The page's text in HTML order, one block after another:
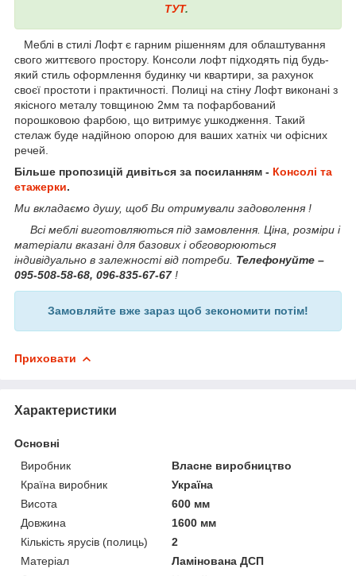
ТУТ.
Меблі в стилі Лофт є гарним рішенням для облаштування
свого життєвого простору. Консоли лофт підходять під будь-
який стиль оформлення будинку чи квартири, за рахунок
своєї простоти і практичності. Полиці на стіну Лофт виконані з
якісного металу товщиною 2мм та пофарбований
порошковою фарбою, що витримує ушкодження. Такий
стелаж буде надійною опорою для ваших хатніх чи офісних
речей.
Більше пропозицій дивіться за посиланням - Консолі та
етажерки.
Ми вкладаємо душу, щоб Ви отримували задоволення !
Всі меблі виготовляються під замовлення. Ціна, розміри і
матеріали вказані для базових і обговорюються
індивідуально в залежності від потреби. Телефонуйте –
095-508-58-68, 096-835-67-67 !
Замовляйте вже зараз щоб зекономити потім!
Приховати
Характеристики
Основні
Виробник
Власне виробництво
Країна виробник
Україна
Висота
600 мм
Довжина
1600 мм
Кількість ярусів (полиць)
2
Матеріал
Ламінована ДСП